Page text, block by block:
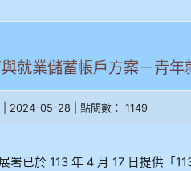
就業儲蓄帳戶方案－青年
| 2024-05-28 | 點閱數： 1149
署已於 113 年 4 月 17 日提供「